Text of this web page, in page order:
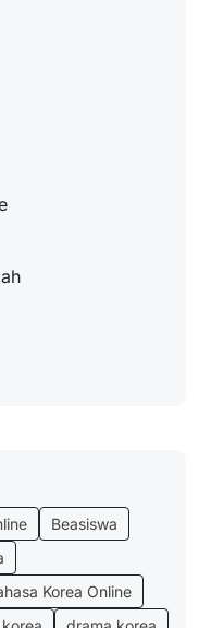
Beasiswa
Korea Online